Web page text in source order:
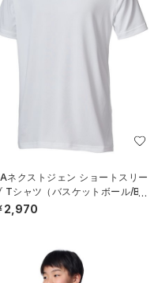
ネクストジェン ショートスリー
Tシャツ（バスケットボール/BO
）2,970